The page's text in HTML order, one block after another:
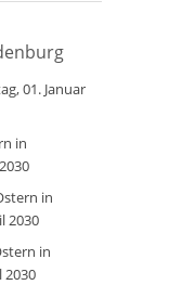
01. Januar
in
in
2030
in
2030